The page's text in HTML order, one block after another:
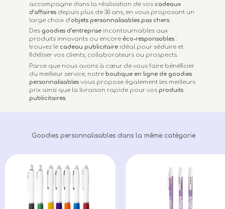
accompagne dans la réalisation de vos cadeaux
d’affaires depuis plus de 30 ans, en vous proposant un
large choix d’objets personnalisables pas chers.
Des goodies d’entreprise incontournables aux
produits innovants ou encore éco-responsables :
trouvez le cadeau publicitaire idéal pour séduire et
fidéliser vos clients, collaborateurs ou prospects.
Parce que nous avons à cœur de vous faire bénéficier
du meilleur service, notreboutique en ligne de goodies
personnalisables vous propose également les meilleurs
prix ainsi que la livraison rapide pour vos produits
publicitaires.
Goodies personnalisables dans la même catégorie